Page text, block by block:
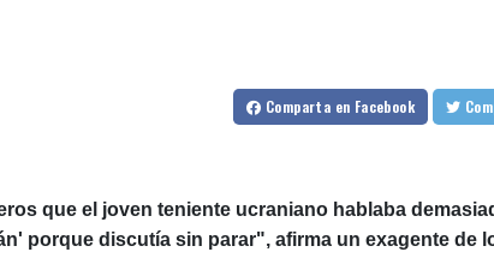
Comparta en Facebook
que el joven teniente ucraniano hablaba
porque discutía sin parar", afirma un exagente de